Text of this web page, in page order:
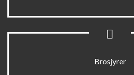
Brosjyrer